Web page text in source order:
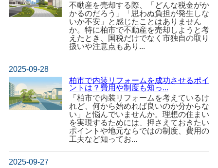
不動産を売却する際、「どんな税金がか
かるのだろう」「思わぬ負担が発生しな
いか不安」と感じたことはありません
か。特に柏市で不動産を売却しようと考
えたとき、国税だけでなく市独自の取り
扱いや注意点もあり...
2025-09-28
柏市で内装リフォームを成功させるポイ
ントは？費用や制度も知っ...
「柏市で内装リフォームを考えているけ
れど、何から始めれば良いのか分からな
い」と悩んでいませんか。理想の住まい
を実現するためには、押さえておきたい
ポイントや地元ならではの制度、費用の
工夫など知ってお...
2025-09-27